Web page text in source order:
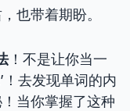
也带着期盼。
！不是让你当一
！去发现单词的内
当你掌握了这种